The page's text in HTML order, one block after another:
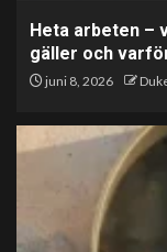
Heta arbeten –
gäller och
juni 8, 2026